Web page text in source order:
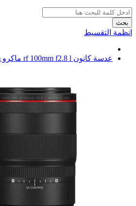
بحث
انظمة التقسيط
عدسة كانون rf 100mm f2.8 l ماكرو is usm